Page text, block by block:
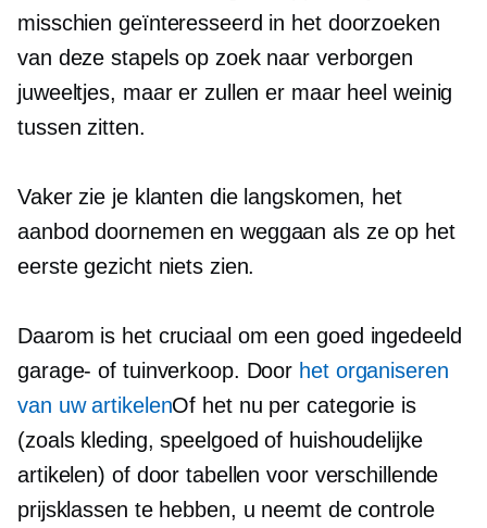
misschien geïnteresseerd in het doorzoeken
van deze stapels op zoek naar verborgen
juweeltjes, maar er zullen er maar heel weinig
tussen zitten.
Vaker zie je klanten die langskomen, het
aanbod doornemen en weggaan als ze op het
eerste gezicht niets zien.
Daarom is het cruciaal om een goed ingedeeld
garage- of tuinverkoop. Door het organiseren
van uw artikelenOf het nu per categorie is
(zoals kleding, speelgoed of huishoudelijke
artikelen) of door tabellen voor verschillende
prijsklassen te hebben, u neemt de controle